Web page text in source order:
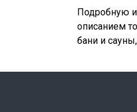
Подробную
описанием
бани и